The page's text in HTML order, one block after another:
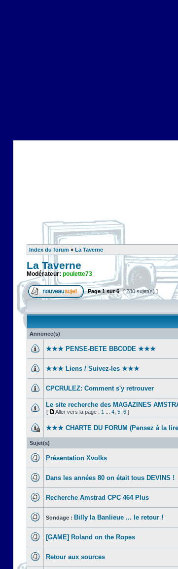
Index du forum » La Taverne
La Taverne
Modérateur: poulette73
Page1sur6 [ 280 sujet(s) ]
Annonce(s)
★★★ PENSE-BETE BBCODE ★★★
★★★ Liens / Suivez-les ★★★
CPCRULEZ: Comment s'y retrouver‎
Le site recherche des MAGAZINES
[ Aller vers la page : 1 4 5 6 ]
★★★ CHARTE DU FORUM (Pensez à la
Sujet(s)
Présentation Xvolks
Dans les années 80 on était tous DEVINS !
Recherche Amstrad CPC 464 Plus
Sondage : Billy la Banlieue ... le retour !
[GAME] Roland on the Ropes
Retour aux sources